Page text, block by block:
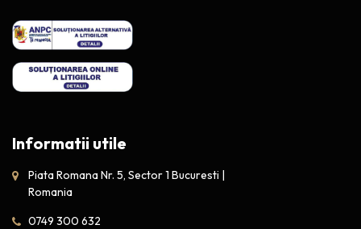
Informatii utile
Piata Romana Nr. 5, Sector 1 Bucuresti |
Romania
0749 300 632